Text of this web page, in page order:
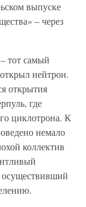
выпуске
– через
тот самый
нейтрон.
открытия
где
циклотрона. К
немало
коллектив